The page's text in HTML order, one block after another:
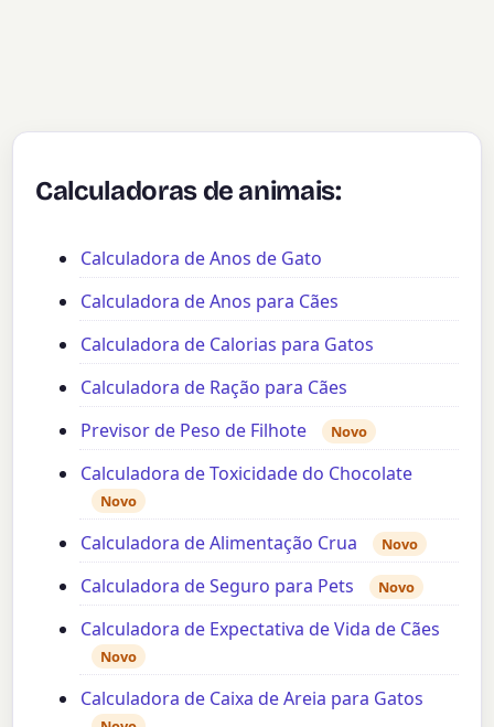
Calculadoras de animais:
Calculadora de Anos de Gato
Calculadora de Anos para Cães
Calculadora de Calorias para Gatos
Calculadora de Ração para Cães
Previsor de Peso de Filhote
Novo
Calculadora de Toxicidade do Chocolate
Novo
Calculadora de Alimentação Crua Novo
Calculadora de Seguro para Pets Novo
Calculadora de Expectativa de Vida de Cães
Novo
Calculadora de Caixa de Areia para Gatos